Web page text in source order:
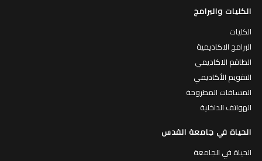
الكليات والبرامج
الكليات
البرامج الاكاديمية
الطاقم الاكاديمي
التقويم الأكاديمي
المساقات المطروحة
الهواتف الداخلية
الحياة في جامعة القدس
الحياة في الجامعة